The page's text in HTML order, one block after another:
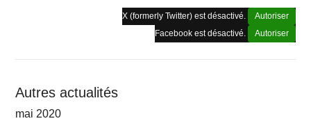
X (formerly Twitter) est désactivé.
Autoriser
Facebook est désactivé.
Autoriser
Autres actualités
mai 2020